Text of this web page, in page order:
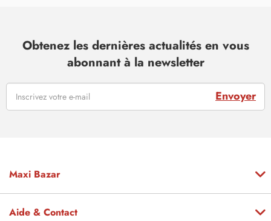
Obtenez les dernières actualités en vous
abonnant à la newsletter
Envoyer
Maxi Bazar
Aide & Contact